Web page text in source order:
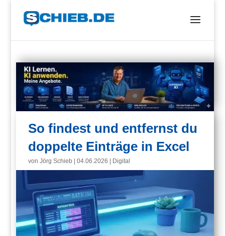
So findest und entfernst du
doppelte Einträge in Excel
vonJörg Schieb |04.06.2026 Digital